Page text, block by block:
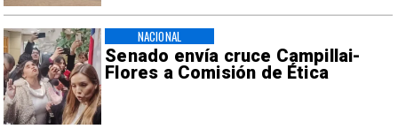
Senado envía cruce Campillai-
Flores a Comisión de Ética
NACIONAL